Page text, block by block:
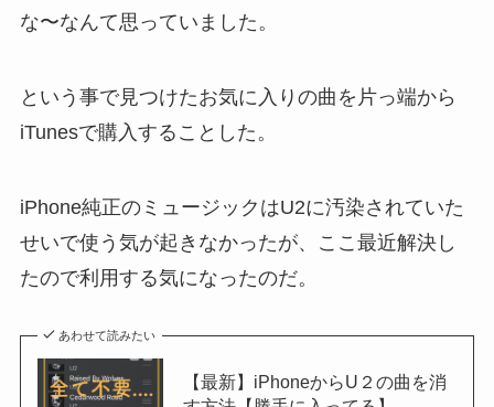
な〜なんて思っていました。
という事で見つけたお気に入りの曲を片っ端から
iTunesで購入することした。
iPhone純正のミュージックはU2に汚染されていた
せいで使う気が起きなかったが、ここ最近解決し
たので利用する気になったのだ。
あわせて読みたい
【最新】iPhoneからU２の曲を消